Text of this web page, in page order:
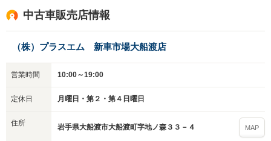
中古車販売店情報
（株）プラスエム 新車市場大船渡店
営業時間 10:00～19:00
定休日 月曜日・第２・第４日曜日
住所 岩手県大船渡市大船渡町字地ノ森３３－４ MAP
いいえ